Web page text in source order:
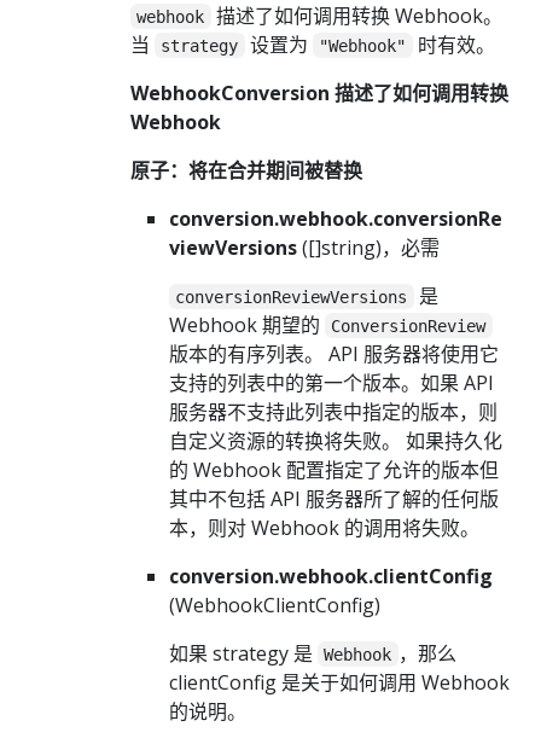
webhook
描述了如何调用转换 Webhook。
当
strategy 设置为 "Webhook"
时有效。
WebhookConversion 描述了如何调用转换
Webhook
原子：将在合并期间被替换
conversion.webhook.conversionRe
viewVersions([]string)，必需
conversionReviewVersions
是
Webhook 期望的
ConversionReview
版本的有序列表。 API 服务器将使用它
支持的列表中的第一个版本。如果 API
服务器不支持此列表中指定的版本，则
自定义资源的转换将失败。 如果持久化
的 Webhook 配置指定了允许的版本但
其中不包括 API 服务器所了解的任何版
本，则对 Webhook 的调用将失败。
conversion.webhook.clientConfig
(WebhookClientConfig)
如果 strategy 是
Webhook ，那么
clientConfig 是关于如何调用 Webhook
的说明。